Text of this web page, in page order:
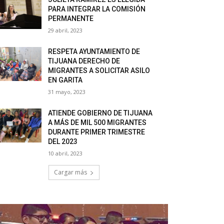
PARA INTEGRAR LA COMISIÓN
PERMANENTE
29 abril, 2023
RESPETA AYUNTAMIENTO DE
TIJUANA DERECHO DE
MIGRANTES A SOLICITAR ASILO
EN GARITA
31 mayo, 2023
ATIENDE GOBIERNO DE TIJUANA
A MÁS DE MIL 500 MIGRANTES
DURANTE PRIMER TRIMESTRE
DEL 2023
10 abril, 2023
Cargar más